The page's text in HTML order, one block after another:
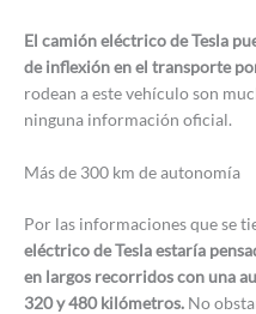
El camión eléctrico de Tesla
de inflexión en el transporte
rodean a este vehículo son
ninguna información oficial.
Más de 300 km de autonomía
Por las informaciones que se
eléctrico de Tesla estaría
en largos recorridos con una
320 y 480 kilómetros. No